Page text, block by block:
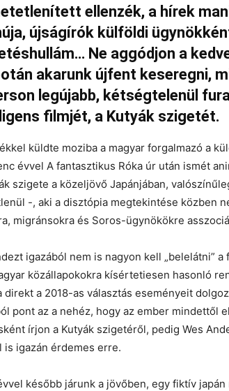
ellenzék, a hírek
újságírók külföldi
Ne aggódjon a
akarunk újfent keseregni,
legújabb, kétségtelenül
filmjét, a Kutyák szigetét.
küldte moziba a magyar forgalmazó a
évvel A fantasztikus Róka úr után ismét
szigete a közeljövő Japánjában,
-, aki a disztópia megtekintése közben
migránsokra és Soros-ügynökökre
igazából nem is nagyon kell „belelátni”
közállapokokra kísértetiesen hasonló
direkt a 2018-as választás eseményeit
pont az a nehéz, hogy az ember mindettől
írjon a Kutyák szigetéről, pedig Wes
is igazán érdemes erre.
később járunk a jövőben, egy fiktív